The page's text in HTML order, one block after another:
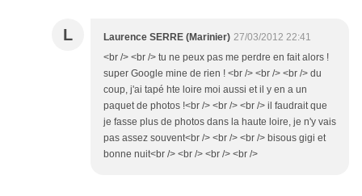
L Laurence SERRE (Marinier) 27/03/2012 22:41
<br /> <br /> tu ne peux pas me perdre en fait alors !
super Google mine de rien ! <br /> <br /> <br /> du
coup, j'ai tapé hte loire moi aussi et il y en a un
paquet de photos !<br /> <br /> <br /> il faudrait que
je fasse plus de photos dans la haute loire, je n'y vais
pas assez souvent<br /> <br /> <br /> bisous gigi et
bonne nuit<br /> <br /> <br /> <br />